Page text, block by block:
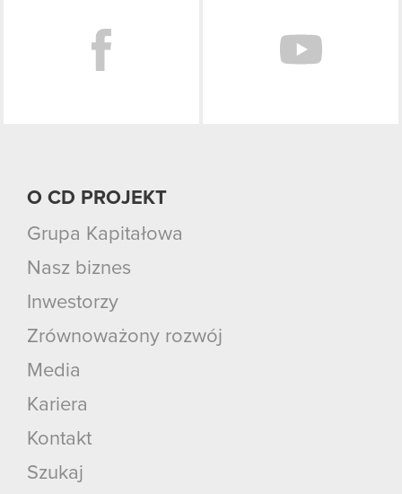
O CD PROJEKT
Grupa Kapitałowa
Nasz biznes
Inwestorzy
Zrównoważony rozwój
Media
Kariera
Kontakt
Szukaj